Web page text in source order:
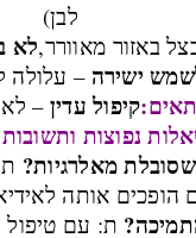
לבן)
באזור מאוורר,לא
ישירה – עלולה
קיפול עדין–
נפוצות
מאלרגיות?
הופכים אותה
ת: עם טיפול